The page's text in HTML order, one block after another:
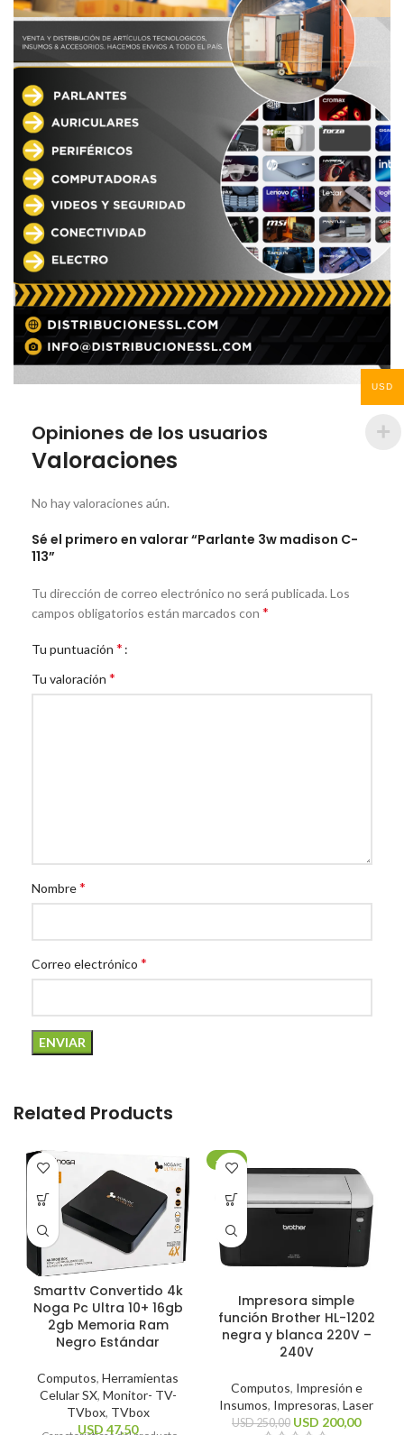
Opiniones de los usuarios
Valoraciones
No hay valoraciones aún.
Sé el primero en valorar “Parlante 3w madison C-
113”
Tu dirección de correo electrónico no será publicada. Los
campos obligatorios están marcados con *
Tu puntuación *
Tu valoración *
Nombre*
Correo electrónico *
Related Products
Smarttv Convertido 4k
Noga Pc Ultra 10+ 16gb
2gb Memoria Ram
Negro Estándar
Computos, Herramientas
Celular SX, Monitor- TV-
TVbox, TVbox
USD 47,50
-20%
Impresora simple
función Brother HL-1202
negra y blanca 220V –
240V
Computos, Impresión e
Insumos, Impresoras, Laser
USD250,00 USD 200,00
USD